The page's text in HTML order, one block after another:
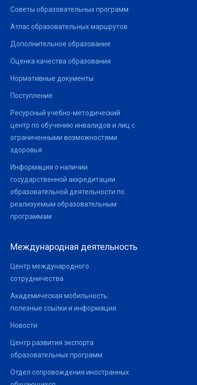
Советы образовательных программ
Атлас образовательных маршрутов
Дополнительное образование
Оценка качества образования
Нормативные документы
Поступление
Ресурсный учебно-методический
центр по обучению инвалидов и лиц с
ограниченными возможностями
здоровья
Информация о наличии
государственной аккредитации
образовательной деятельности по
реализуемым образовательным
программам
Международная деятельность
Центр международного
сотрудничества
Академическая мобильность:
полезные ссылки и информация
Новости
Центр развития экспорта
образовательных программ
Отдел сопровождения иностранных